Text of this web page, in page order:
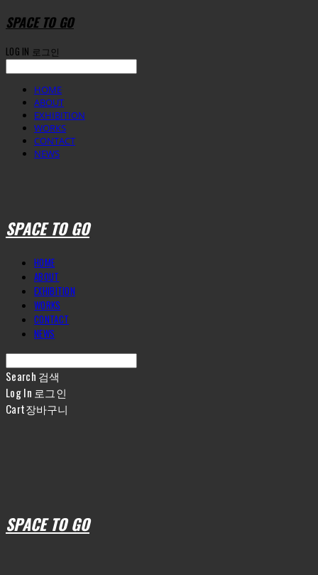
SPACE TO GO
LOG IN 로그인
HOME
ABOUT
EXHIBITION
WORKS
CONTACT
NEWS
SPACE TO GO
HOME
ABOUT
EXHIBITION
WORKS
CONTACT
NEWS
Search 검색
Log In 로그인
Cart장바구니
SPACE TO GO